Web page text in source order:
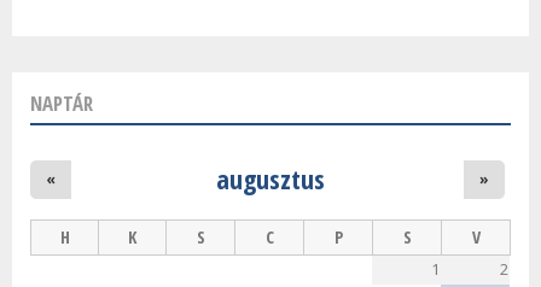
NAPTÁR
augusztus
« »
H K S C P S V
1
2